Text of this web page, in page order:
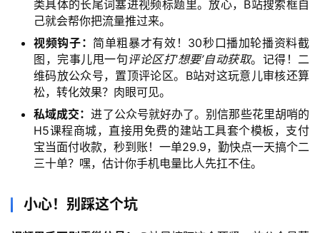
页
快
钱
类具体的长尾词塞进视频标题里。放心，B站搜索框自
己就会帮你把流量推过来。
视频钩子： 简单粗暴才有效！30秒口播加轮播资料截
图，完事儿甩一句评论区打‘想要’自动获取。记得！二
维码放公众号，置顶评论区。B站对这玩意儿审核还算
松，转化效果？肉眼可见。
私域成交：进了公众号就好办了。别信那些花里胡哨的
H5课程商城，直接用免费的建站工具套个模板，支付
宝当面付收款，秒到账！一单29.9，勤快点一天搞个二
三十单？嘿，估计你手机电量比人先扛不住。
小心！别踩这个坑